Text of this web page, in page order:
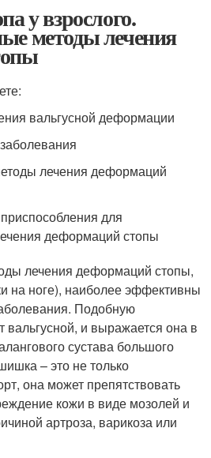
у взрослого.
методы лечения
вальгусной деформации
лечения деформаций
для
деформаций стопы
лечения деформаций стопы,
на ноге), наиболее эффективны
Подобную
и выражается она в
сустава большого
– это не только
она может препятствовать
кожи в виде мозолей и
артроза, варикоза или